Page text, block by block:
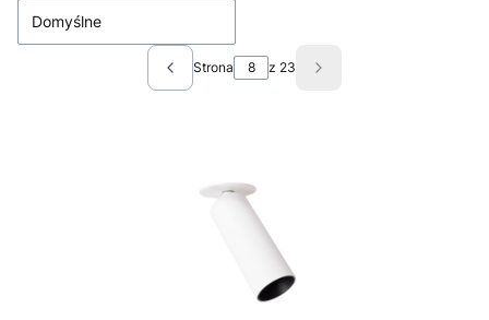
Domyślne
Poprzednie produkty
Strona z 23 Następne produkty